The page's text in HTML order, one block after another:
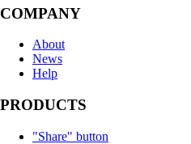
COMPANY
About
News
Help
PRODUCTS
"Share" button